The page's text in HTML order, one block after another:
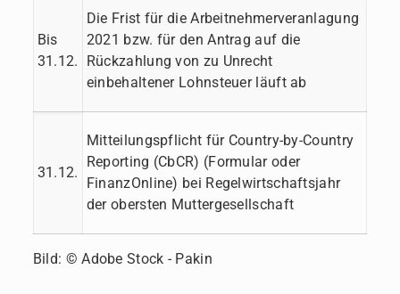
Bis
31.12.
Die Frist für die Arbeitnehmerveranlagung
2021 bzw. für den Antrag auf die
Rückzahlung von zu Unrecht
einbehaltener Lohnsteuer läuft ab
31.12.
Mitteilungspflicht für Country-by-Country
Reporting (CbCR) (Formular oder
FinanzOnline) bei Regelwirtschaftsjahr
der obersten Muttergesellschaft
Bild: © Adobe Stock - Pakin